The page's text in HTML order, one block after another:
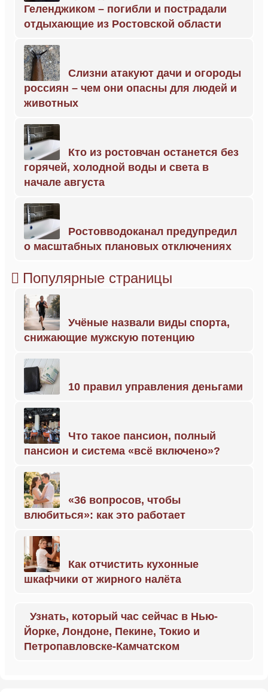
Геленджиком – погибли и пострадали
отдыхающие из Ростовской области
Слизни атакуют дачи и огороды
россиян – чем они опасны для людей и
животных
Кто из ростовчан останется без
горячей, холодной воды и света в
начале августа
Ростовводоканал предупредил
о масштабных плановых отключениях
Популярные страницы
Учёные назвали виды спорта,
снижающие мужскую потенцию
10 правил управления деньгами
Что такое пансион, полный
пансион и система «всё включено»?
«36 вопросов, чтобы
влюбиться»: как это работает
Как отчистить кухонные
шкафчики от жирного налёта
Узнать, который час сейчас в Нью-
Йорке, Лондоне, Пекине, Токио и
Петропавловске-Камчатском